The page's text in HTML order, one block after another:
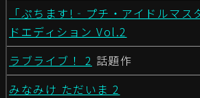
「ぷちます!‐プチ・アイドルマ
ドエディション Vol.2
ラブライブ！ 2 話題作
みなみけ ただいま 2